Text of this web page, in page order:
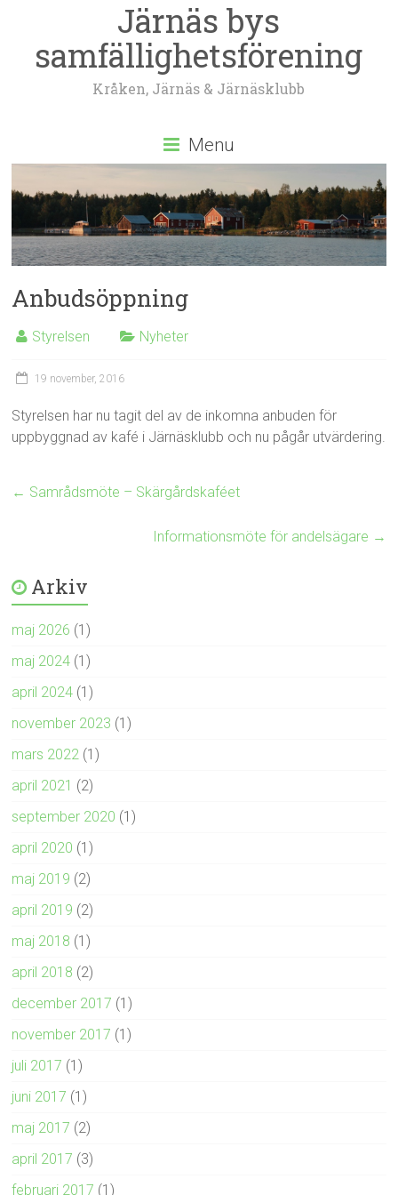
Järnäs bys
samfällighetsförening
Kråken, Järnäs & Järnäsklubb
Menu
Anbudsöppning
Styrelsen Nyheter
19 november, 2016
Styrelsen har nu tagit del av de inkomna anbuden för
uppbyggnad av kafé i Järnäsklubb och nu pågår utvärdering.
← Samrådsmöte – Skärgårdskaféet
Informationsmöte för andelsägare →
Arkiv
maj 2026 (1)
maj 2024 (1)
april 2024 (1)
november 2023 (1)
mars 2022 (1)
april 2021 (2)
september 2020 (1)
april 2020 (1)
maj 2019 (2)
april 2019 (2)
maj 2018 (1)
april 2018 (2)
december 2017 (1)
november 2017 (1)
juli 2017 (1)
juni 2017 (1)
maj 2017 (2)
april 2017 (3)
februari 2017 (1)